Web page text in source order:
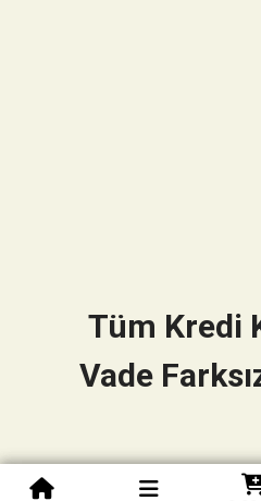
0850
Tüm Kredi
Vade